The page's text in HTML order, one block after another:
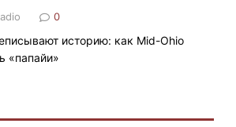
0
историю: как Mid-Ohio
«папайи»